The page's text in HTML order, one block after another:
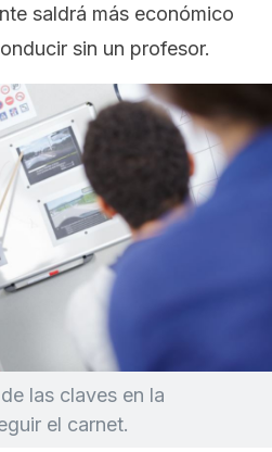
saldrá más económico
sin un profesor.
las claves en la
el carnet.